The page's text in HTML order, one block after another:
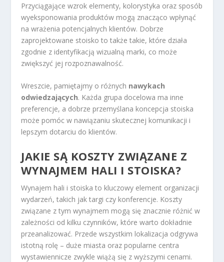
Przyciągające wzrok elementy, kolorystyka oraz sposób
wyeksponowania produktów mogą znacząco wpłynąć
na wrażenia potencjalnych klientów. Dobrze
zaprojektowane stoisko to także takie, które działa
zgodnie z identyfikacją wizualną marki, co może
zwiększyć jej rozpoznawalność.
Wreszcie, pamiętajmy o różnych nawykach
odwiedzających. Każda grupa docelowa ma inne
preferencje, a dobrze przemyślana koncepcja stoiska
może pomóc w nawiązaniu skutecznej komunikacji i
lepszym dotarciu do klientów.
JAKIE SĄ KOSZTY ZWIĄZANE Z
WYNAJMEM HALI I STOISKA?
Wynajem hali i stoiska to kluczowy element organizacji
wydarzeń, takich jak targi czy konferencje. Koszty
związane z tym wynajmem mogą się znacznie różnić w
zależności od kilku czynników, które warto dokładnie
przeanalizować. Przede wszystkim lokalizacja odgrywa
istotną rolę – duże miasta oraz popularne centra
wystawiennicze zwykle wiążą się z wyższymi cenami.